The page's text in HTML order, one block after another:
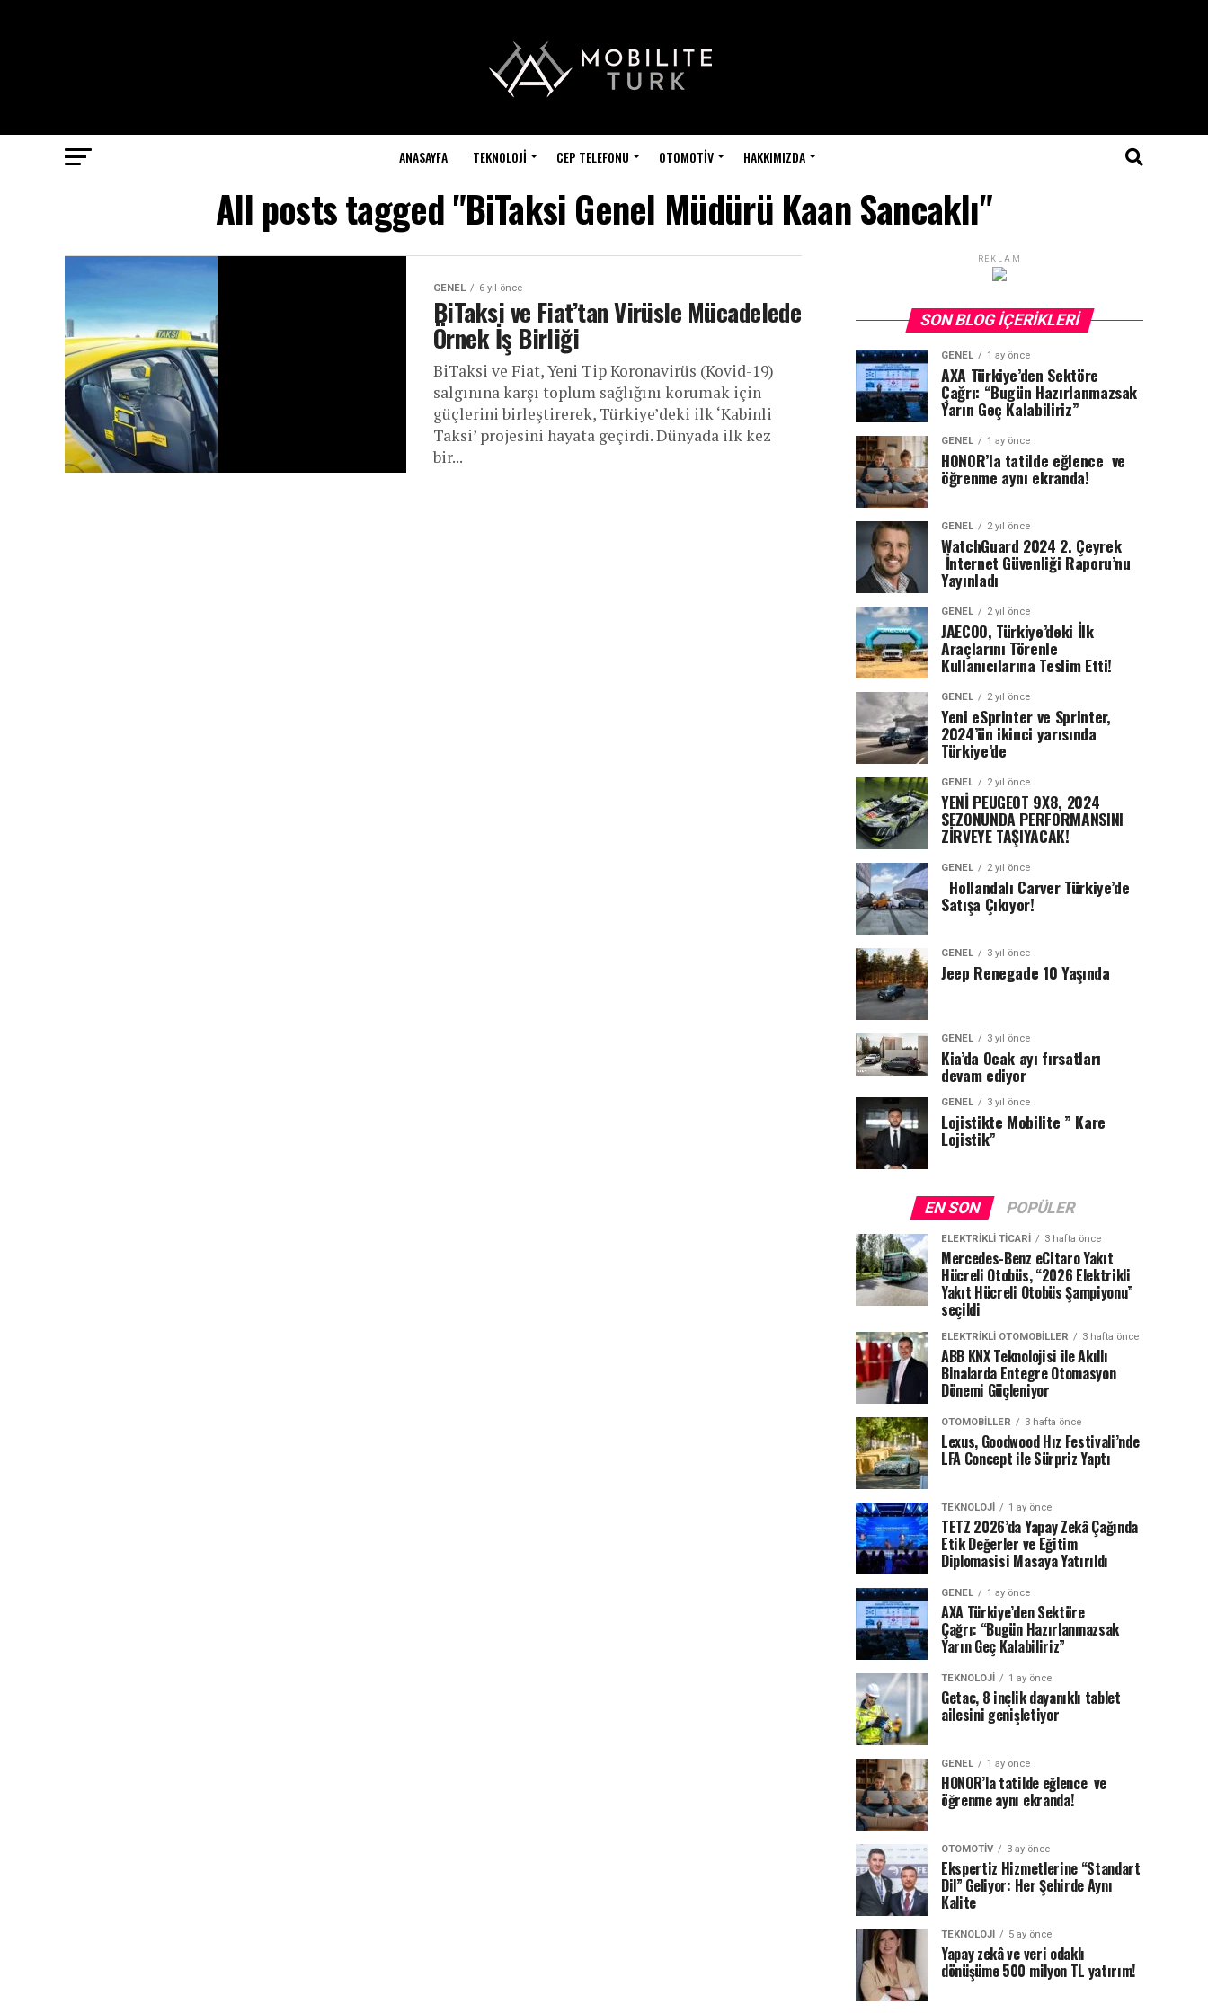
ANASAYFA TEKNOLOJI CEP TELEFONU OTOMOTIV HAKKIMIZDA
All posts tagged "BiTaksi Genel Müdürü Kaan Sancaklı"
GENEL 6 yıl önce
BiTaksi ve Fiat’tan Virüsle Mücadelede
Örnek İş Birliği
BiTaksi ve Fiat, Yeni Tip Koronavirüs (Kovid-19)
salgınına karşı toplum sağlığını korumak için
güçlerini birleştirerek, Türkiye’deki ilk ‘Kabinli
Taksi’ projesini hayata geçirdi. Dünyada ilk kez
bir...
REKLAM
SON BLOG İÇERIKLERI
GENEL 1 ay önce
AXA Türkiye’den Sektöre
Çağrı: “Bugün Hazırlanmazsak
Yarın Geç Kalabiliriz”
GENEL 1 ay önce
HONOR’la tatilde eğlence ve
öğrenme aynı ekranda!
GENEL 2 yıl önce
WatchGuard 2024 2. Çeyrek
İnternet Güvenliği Raporu’nu
Yayınladı
GENEL 2 yıl önce
JAECOO, Türkiye’deki İlk
Araçlarını Törenle
Kullanıcılarına Teslim Etti!
GENEL 2 yıl önce
Yeni eSprinter ve Sprinter,
2024’ün ikinci yarısında
Türkiye’de
GENEL 2 yıl önce
YENİ PEUGEOT 9X8, 2024
SEZONUNDA PERFORMANSINI
ZİRVEYE TAŞIYACAK!
GENEL 2 yıl önce
Hollandalı Carver Türkiye’de
Satışa Çıkıyor!
GENEL 3 yıl önce
Jeep Renegade 10 Yaşında
GENEL 3 yıl önce
Kia’da Ocak ayı fırsatları
devam ediyor
GENEL 3 yıl önce
Lojistikte Mobilite ” Kare
Lojistik”
EN SON POPÜLER
ELEKTRIKLI TICARI 3 hafta önce
Mercedes-Benz eCitaro Yakıt
Hücreli Otobüs, “2026 Elektrikli
Yakıt Hücreli Otobüs Şampiyonu”
seçildi
ELEKTRIKLI OTOMOBILLER 3 hafta önce
ABB KNX Teknolojisi ile Akıllı
Binalarda Entegre Otomasyon
Dönemi Güçleniyor
OTOMOBILLER 3 hafta önce
Lexus, Goodwood Hız Festivali’nde
LFA Concept ile Sürpriz Yaptı
TEKNOLOJI 1 ay önce
TETZ 2026’da Yapay Zekâ Çağında
Etik Değerler ve Eğitim
Diplomasisi Masaya Yatırıldı
GENEL 1 ay önce
AXA Türkiye’den Sektöre
Çağrı: “Bugün Hazırlanmazsak
Yarın Geç Kalabiliriz”
TEKNOLOJI 1 ay önce
Getac, 8 inçlik dayanıklı tablet
ailesini genişletiyor
GENEL 1 ay önce
HONOR’la tatilde eğlence ve
öğrenme aynı ekranda!
OTOMOTIV 3 ay önce
Ekspertiz Hizmetlerine “Standart
Dil” Geliyor: Her Şehirde Aynı
Kalite
TEKNOLOJI 5 ay önce
Yapay zekâ ve veri odaklı
dönüşüme 500 milyon TL yatırım!